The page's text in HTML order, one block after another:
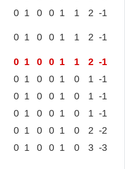
0 1 0 0 1 1 2 -1
0 1 0 0 1 1 2 -1
0 1 0 0 1 1 2 -1
0 1 0 0 1 0 1 -1
0 1 0 0 1 0 1 -1
0 1 0 0 1 0 1 -1
0 1 0 0 1 0 2 -2
0 1 0 0 1 0 3 -3